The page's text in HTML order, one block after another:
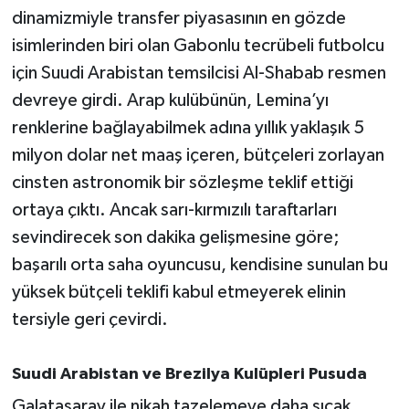
dinamizmiyle transfer piyasasının en gözde
isimlerinden biri olan Gabonlu tecrübeli futbolcu
için Suudi Arabistan temsilcisi Al-Shabab resmen
devreye girdi. Arap kulübünün, Lemina’yı
renklerine bağlayabilmek adına yıllık yaklaşık 5
milyon dolar net maaş içeren, bütçeleri zorlayan
cinsten astronomik bir sözleşme teklif ettiği
ortaya çıktı. Ancak sarı-kırmızılı taraftarları
sevindirecek son dakika gelişmesine göre;
başarılı orta saha oyuncusu, kendisine sunulan bu
yüksek bütçeli teklifi kabul etmeyerek elinin
tersiyle geri çevirdi.
Suudi Arabistan ve Brezilya Kulüpleri Pusuda
Susurluk
TARİHTE BUGÜN
TEKNOLOJİ
Trend
TÜRKİYE
YAŞAM